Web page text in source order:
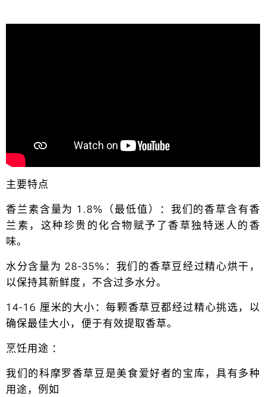
主要特点
香兰素含量为 1.8%（最低值）：我们的香草含有香
兰素，这种珍贵的化合物赋予了香草独特迷人的香
味。
水分含量为 28-35%：我们的香草豆经过精心烘干，
以保持其新鲜度，不含过多水分。
14-16 厘米的大小：每颗香草豆都经过精心挑选，以
确保最佳大小，便于有效提取香草。
烹饪用途 ：
我们的科摩罗香草豆是美食爱好者的宝库，具有多种
用途，例如